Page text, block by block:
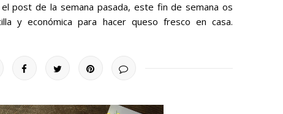
post de la semana pasada, este fin de semana os
y económica para hacer queso fresco en casa.